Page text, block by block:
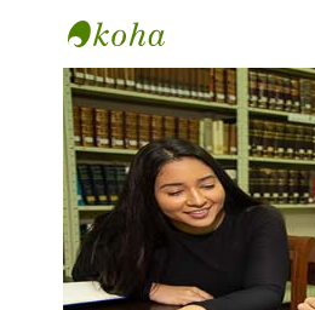
Biblioteca